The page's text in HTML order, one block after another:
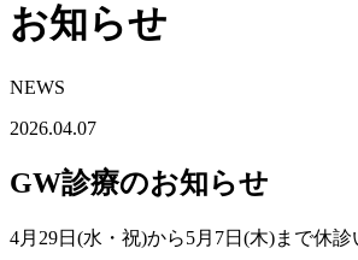
お知らせ
NEWS
2026.04.07
GW診療のお知らせ
4月29日(水・祝)から5月7日(木)まで休診